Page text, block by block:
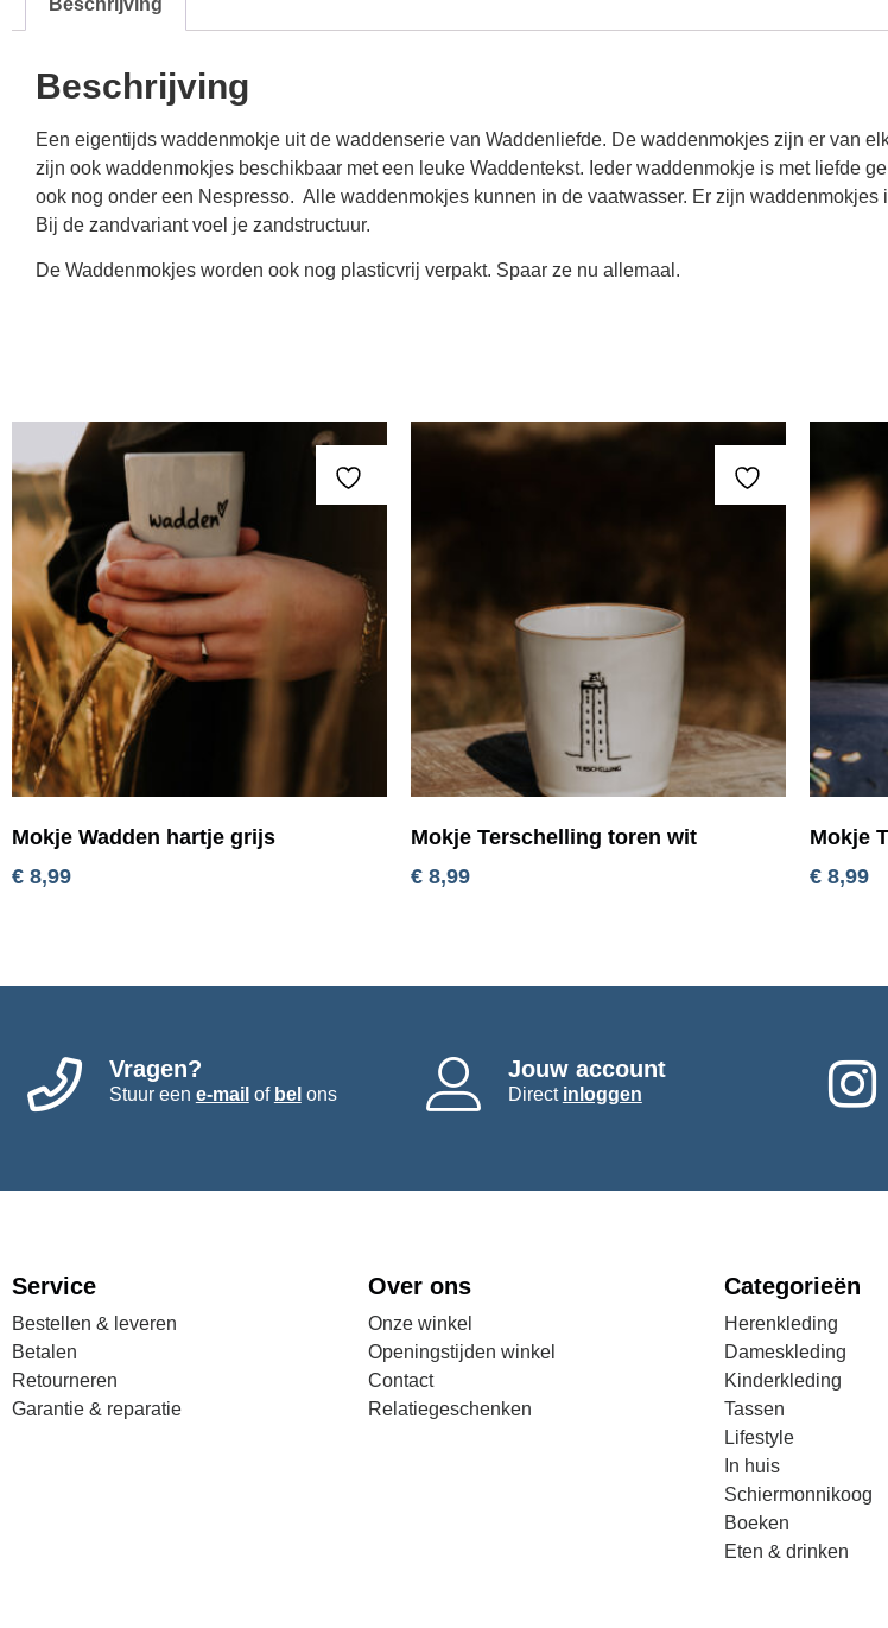
Beschrijving
Beschrijving
Een eigentijds waddenmokje uit de waddenserie van Waddenliefde. De waddenmokjes zijn er van
zijn ook waddenmokjes beschikbaar met een leuke Waddentekst. Ieder waddenmokje is met liefde
ook nog onder een Nespresso. Alle waddenmokjes kunnen in de vaatwasser. Er zijn
Bij de zandvariant voel je zandstructuur.
De Waddenmokjes worden ook nog plasticvrij verpakt. Spaar ze nu allemaal.
Mokje Wadden hartje grijs
€ 8,99
Mokje Terschelling toren wit
€ 8,99
Mokje
€ 8,99
Vragen?
Stuur een e-mail of bel ons
Jouw account
Direct inloggen
Service
Bestellen & leveren
Betalen
Retourneren
Garantie & reparatie
Over ons
Onze winkel
Openingstijden winkel
Contact
Relatiegeschenken
Categorieën
Herenkleding
Dameskleding
Kinderkleding
Tassen
Lifestyle
In huis
Schiermonnikoog
Boeken
Eten & drinken